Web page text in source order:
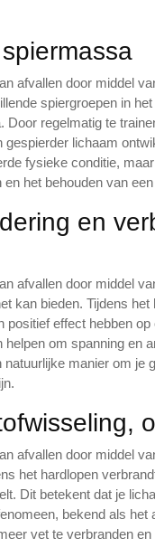
afvallen door middel
spiergroepen in
regelmatig te
lichaam
fysieke conditie,
en het behouden van
en
afvallen door middel
kan bieden. Tijdens
positief effect hebben
om spanning en
manier om je
afvallen door middel
het hardlopen
Dit betekent dat je
bekend als
vet te verbranden